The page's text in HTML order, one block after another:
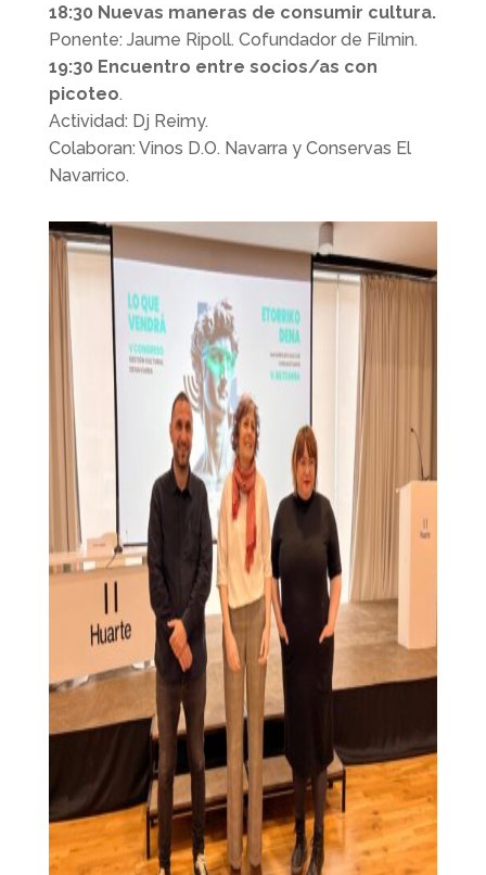
18:30 Nuevas maneras de consumir cultura.
Ponente: Jaume Ripoll. Cofundador de Filmin.
19:30 Encuentro entre socios/as con
picoteo.
Actividad: Dj Reimy.
Colaboran: Vinos D.O. Navarra y Conservas El
Navarrico.